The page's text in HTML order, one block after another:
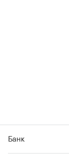
Банк